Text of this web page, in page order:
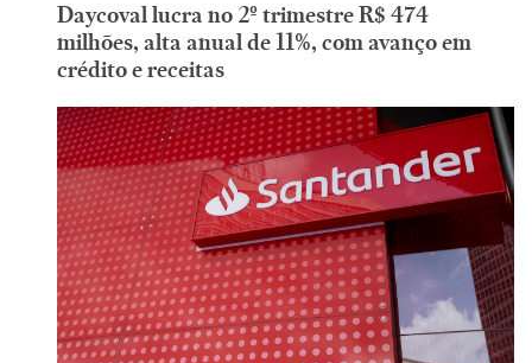
Daycoval lucra no 2º trimestre R$ 474
milhões, alta anual de 11%, com avanço em
crédito e receitas